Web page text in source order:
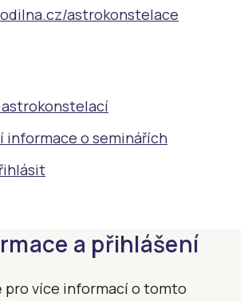
astrokonstelace
informace o seminářích
a přihlášení
pro více informací o tomto